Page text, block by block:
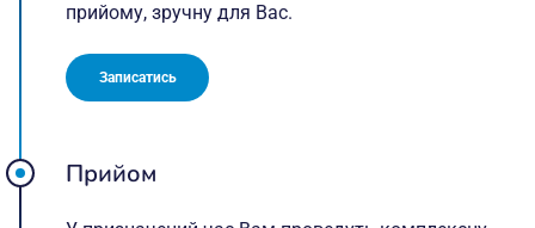
прийому, зручну для Вас.
Записатись
Прийом